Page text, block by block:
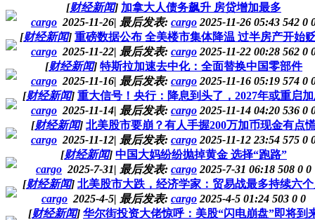
[财经新闻] 加拿大人债务飙升 房贷增加最多
cargo 2025-11-26| 最后发表: cargo 2025-11-26 05:43 542 0
[财经新闻] 重磅数据公布 全美楼市集体降温 过半房产开始
cargo 2025-11-22| 最后发表: cargo 2025-11-22 00:28 562 0
[财经新闻] 特斯拉加速去中化：全面替换中国零部件
cargo 2025-11-16| 最后发表: cargo 2025-11-16 05:19 574 0
[财经新闻] 重大信号！央行：降息到头了，2027年或重启
cargo 2025-11-14| 最后发表: cargo 2025-11-14 04:20 536 0
[财经新闻] 北美股市要崩？有人手握200万加币现金有点
cargo 2025-11-12| 最后发表: cargo 2025-11-12 23:54 575 0
[财经新闻] 中国大妈纷纷抛掉黄金 选择“跑路”
cargo 2025-7-31| 最后发表: cargo 2025-7-31 06:18 508 0 0
[财经新闻] 北美股市大跌，经济学家：贸易战最多持续六
cargo 2025-4-5| 最后发表: cargo 2025-4-5 01:24 503 0 0
[财经新闻] 华尔街投资大佬惊呼：美股“闪电崩盘”即将到